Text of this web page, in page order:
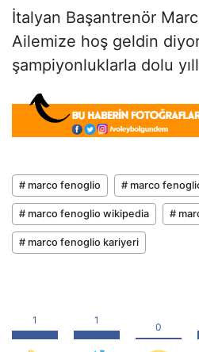
İtalyan Başantrenör
Ailemize hoş geldin
şampiyonluklarla dolu
# marco fenoglio # marco
# marco fenoglio wikipedia #
# marco fenoglio kariyeri